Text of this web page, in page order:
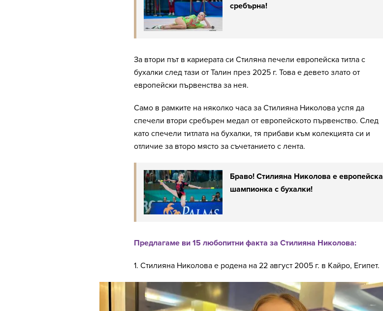
сребърна!
За втори път в кариерата си Стиляна печели европейска титла с
бухалки след тази от Талин през 2025 г. Това е девето злато от
европейски първенства за нея.
Само в рамките на няколко часа за Стилияна Николова успя да
спечели втори сребърен медал от европейското първенство. След
като спечели титлата на бухалки, тя прибави към колекцията си и
отличие за второ място за съчетанието с лента.
Браво! Стилияна Николова е европейска
шампионка с бухалки!
Предлагаме ви 15 любопитни факта за Стилияна Николова:
1. Стилияна Николова е родена на 22 август 2005 г. в Кайро, Египет.